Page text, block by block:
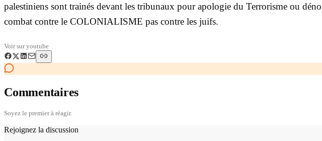
palestiniens sont trainés devant les tribunaux pour apologie du Terrorisme ou
combat contre le COLONIALISME pas contre les juifs.
Voir suryoutube
Commentaires
Soyez le premier à réagir.
Rejoignez la discussion